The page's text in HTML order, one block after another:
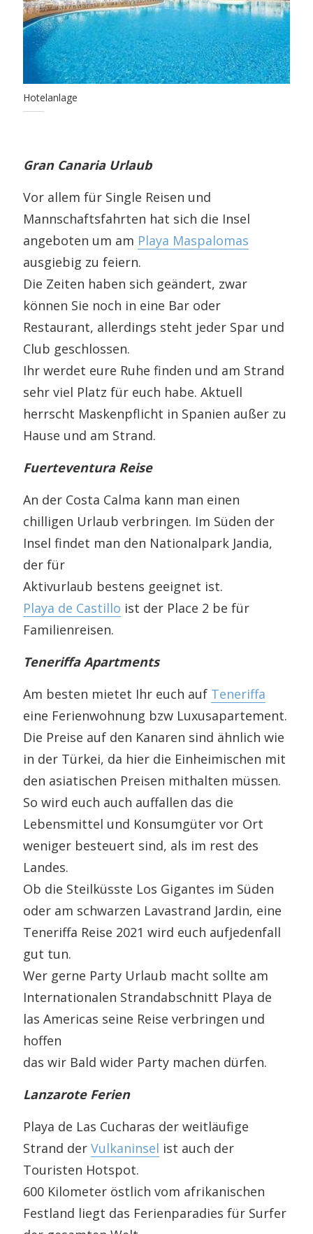
Hotelanlage
Gran Canaria Urlaub
Vor allem für Single Reisen und
Mannschaftsfahrten hat sich die Insel
angeboten um am Playa Maspalomas
ausgiebig zu feiern.
Die Zeiten haben sich geändert, zwar
können Sie noch in eine Bar oder
Restaurant, allerdings steht jeder Spar und
Club geschlossen.
Ihr werdet eure Ruhe finden und am Strand
sehr viel Platz für euch habe. Aktuell
herrscht Maskenpflicht in Spanien außer zu
Hause und am Strand.
Fuerteventura Reise
An der Costa Calma kann man einen
chilligen Urlaub verbringen. Im Süden der
Insel findet man den Nationalpark Jandia,
der für
Aktivurlaub bestens geeignet ist.
Playa de Castillo ist der Place 2 be für
Familienreisen.
Teneriffa Apartments
Am besten mietet Ihr euch auf Teneriffa
eine Ferienwohnung bzw Luxusapartement.
Die Preise auf den Kanaren sind ähnlich wie
in der Türkei, da hier die Einheimischen mit
den asiatischen Preisen mithalten müssen.
So wird euch auch auffallen das die
Lebensmittel und Konsumgüter vor Ort
weniger besteuert sind, als im rest des
Landes.
Ob die Steilküsste Los Gigantes im Süden
oder am schwarzen Lavastrand Jardin, eine
Teneriffa Reise 2021 wird euch aufjedenfall
gut tun.
Wer gerne Party Urlaub macht sollte am
Internationalen Strandabschnitt Playa de
las Americas seine Reise verbringen und
hoffen
das wir Bald wider Party machen dürfen.
Lanzarote Ferien
Playa de Las Cucharas der weitläufige
Strand derVulkaninsel ist auch der
Touristen Hotspot.
600 Kilometer östlich vom afrikanischen
Festland liegt das Ferienparadies für Surfer